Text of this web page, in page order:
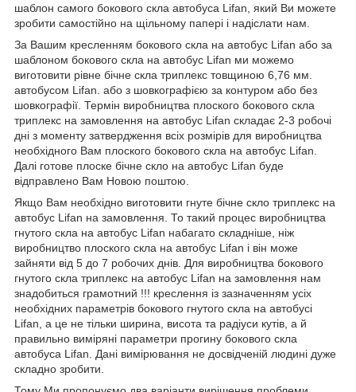
шаблон самого бокового скла автобуса Lifan, який Ви можете
зробити самостійно на щільному папері і надіслати нам.
За Вашим кресленням бокового скла на автобус Lifan або за
шаблоном бокового скла на автобус Lifan ми можемо
виготовити рівне бічне скла триплекс товщиною 6,76 мм.
автобусом Lifan. або з шовкографією за контуром або без
шовкографії. Термін виробництва плоского бокового скла
триплекс на замовлення на автобус Lifan складає 2-3 робочі
дні з моменту затвердження всіх розмірів для виробництва
необхідного Вам плоского бокового скла на автобус Lifan.
Далі готове плоске бічне скло на автобус Lifan буде
відправлено Вам Новою поштою.
Якщо Вам необхідно виготовити гнуте бічне скло триплекс на
автобус Lifan на замовлення. То такий процес виробництва
гнутого скла на автобус Lifan набагато складніше, ніж
виробництво плоского скла на автобус Lifan і він може
зайняти від 5 до 7 робочих днів. Для виробництва бокового
гнутого скла триплекс на автобус Lifan на замовлення нам
знадобиться грамотний !!! креслення із зазначенням усіх
необхідних параметрів бокового гнутого скла на автобусі
Lifan, а це не тільки ширина, висота та радіуси кутів, а й
правильно виміряні параметри прогину бокового скла
автобуса Lifan. Дані вимірювання не досвідченій людині дуже
складно зробити.